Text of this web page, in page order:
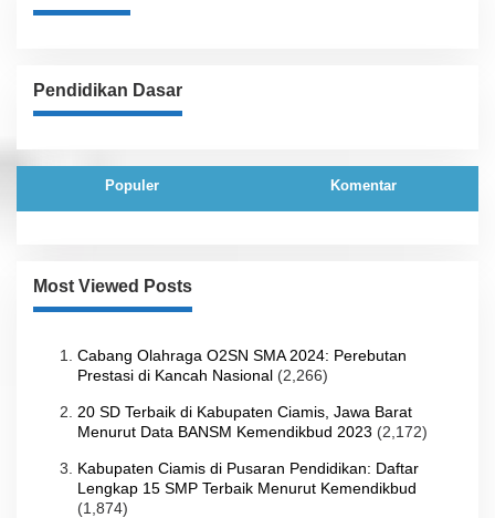
Pendidikan Dasar
Populer Komentar
Most Viewed Posts
Cabang Olahraga O2SN SMA 2024: Perebutan
Prestasi di Kancah Nasional (2,266)
20 SD Terbaik di Kabupaten Ciamis, Jawa Barat
Menurut Data BANSM Kemendikbud 2023 (2,172)
Kabupaten Ciamis di Pusaran Pendidikan: Daftar
Lengkap 15 SMP Terbaik Menurut Kemendikbud
(1,874)